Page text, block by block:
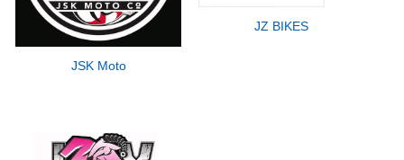
JSK Moto
JZ BIKES